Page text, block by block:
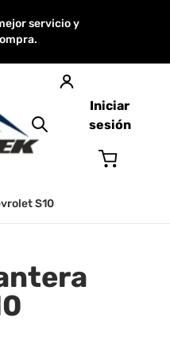
servicio y
Buscar en
Iniciar
sesión
S10